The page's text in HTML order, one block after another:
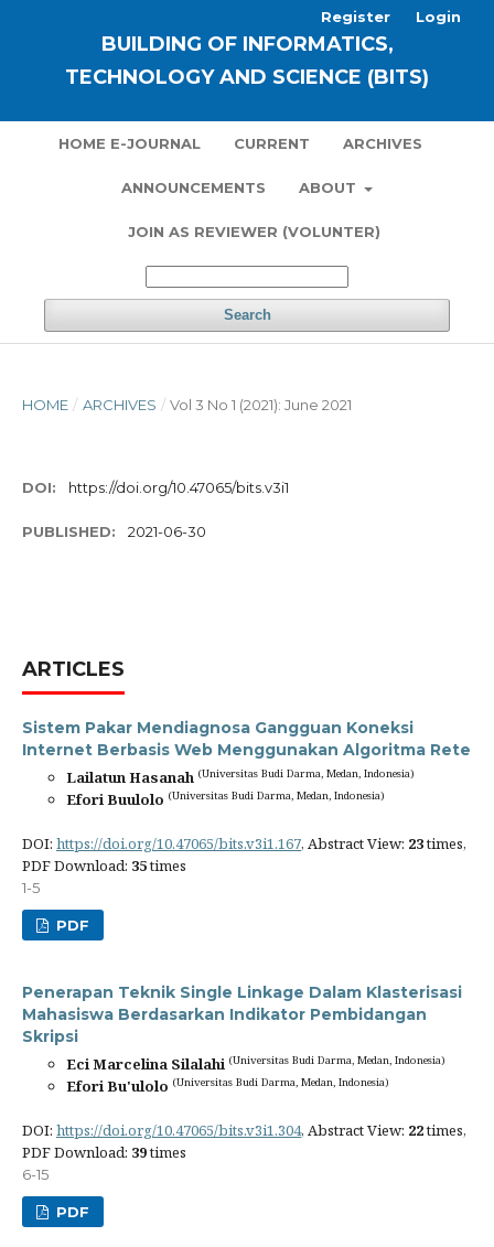
BUILDING OF INFORMATICS,
TECHNOLOGY AND SCIENCE (BITS)
HOME E-JOURNAL CURRENT ARCHIVES
ANNOUNCEMENTS ABOUT
JOIN AS REVIEWER (VOLUNTER)
Search
Register Login
HOME / ARCHIVES / Vol 3 No 1 (2021): June 2021
DOI: https://doi.org/10.47065/bits.v3i1
PUBLISHED: 2021-06-30
ARTICLES
Sistem Pakar Mendiagnosa Gangguan Koneksi
Internet Berbasis Web Menggunakan Algoritma Rete
Lailatun Hasanah (Universitas Budi Darma, Medan, Indonesia)
Efori Buulolo (Universitas Budi Darma, Medan, Indonesia)
DOI: https://doi.org/10.47065/bits.v3i1.167, Abstract View: 23times,
PDF Download: 35times
1-5
PDF
Penerapan Teknik Single Linkage Dalam Klasterisasi
Mahasiswa Berdasarkan Indikator Pembidangan
Skripsi
Eci Marcelina Silalahi (Universitas Budi Darma, Medan, Indonesia)
Efori Bu'ulolo (Universitas Budi Darma, Medan, Indonesia)
DOI: https://doi.org/10.47065/bits.v3i1.304, Abstract View: 22times,
PDF Download: 39times
6-15
PDF